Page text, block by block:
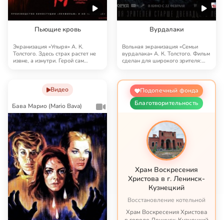
Пьющие кровь
Экранизация «Упыря» А. К.
Толстого. Здесь страх растет не
извне, а изнутри. Герой сам
Вурдалаки
Вольная экранизация «Семьи
вурдалака» А. К. Толстого. Фильм
сделан для широкого зрителя:
Видео
Бава Марио (Mario Bava)
Подопечный фонда
Благотворительность
Храм Воскресения
Христова в г. Ленинск-
Кузнецкий
Восстановление котельной
Храм Воскресения Христова